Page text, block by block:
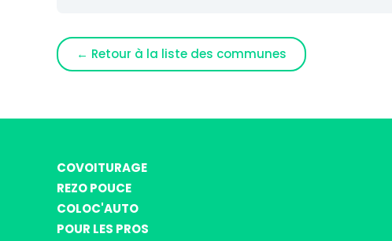
← Retour à la liste des communes
COVOITURAGE
REZO POUCE
COLOC'AUTO
POUR LES PROS